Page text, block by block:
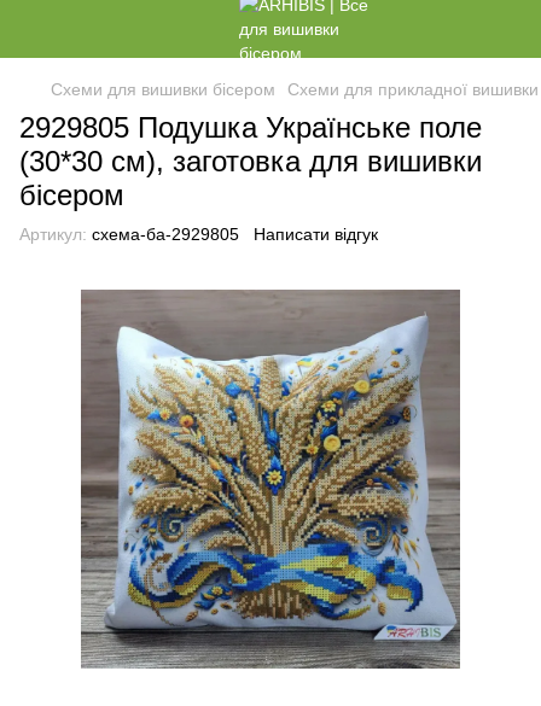
Схеми для вишивки бісером Схеми для прикладної вишивки
2929805 Подушка Українське поле
(30*30 см), заготовка для вишивки
бісером
Артикул: схема-ба-2929805 Написати відгук